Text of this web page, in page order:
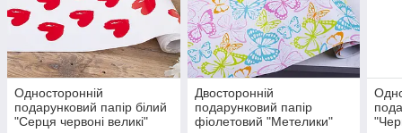
Односторонній
подарунковий папір білий
"Серця червоні великі"
Двосторонній
подарунковий папір
фіолетовий "Метелики"